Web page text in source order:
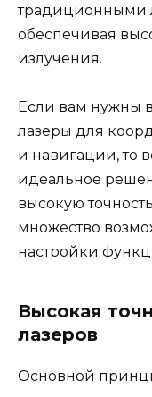
традиционными
обеспечивая
излучения.
Если вам нужны
лазеры для
и навигации, то
идеальное
высокую
множество
настройки
Высокая
лазеров
Основной